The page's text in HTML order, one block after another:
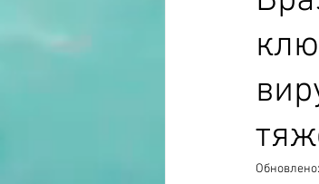
Обновлено: